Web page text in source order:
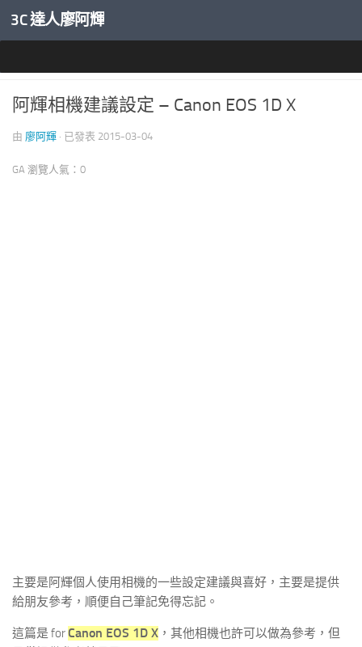
內文下方
3C 達人廖阿輝
阿輝相機建議設定 – Canon EOS 1D X
由 廖阿輝 · 已發表 2015-03-04
GA 瀏覽人氣：0
主要是阿輝個人使用相機的一些設定建議與喜好，主要是提供
給朋友參考，順便自己筆記免得忘記。
這篇是 forCanon EOS 1D X ，其他相機也許可以做為參考，但